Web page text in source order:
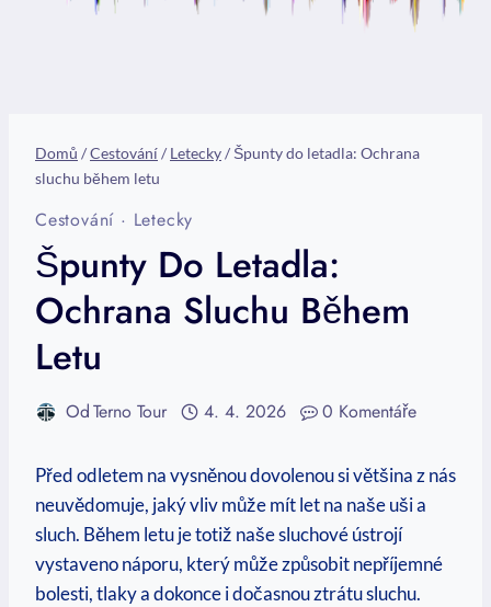
Domů /Cestování/ Letecky/ Špunty do letadla: Ochrana
sluchu během letu
Cestování · Letecky
Špunty Do Letadla:
Ochrana Sluchu Během
Letu
OdTerno Tour 4. 4. 2026 0 Komentáře
Před odletem na vysněnou dovolenou si většina z nás
neuvědomuje, jaký vliv může mít let na naše uši a
sluch. Během letu je totiž naše sluchové ústrojí
vystaveno náporu, který může způsobit nepříjemné
bolesti, tlaky a dokonce i dočasnou ztrátu sluchu.